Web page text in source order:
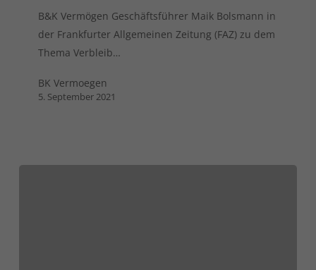
B&K Vermögen Geschäftsführer Maik Bolsmann in
der Frankfurter Allgemeinen Zeitung (FAZ) zu dem
Thema Verbleib…
BK Vermoegen
5. September 2021